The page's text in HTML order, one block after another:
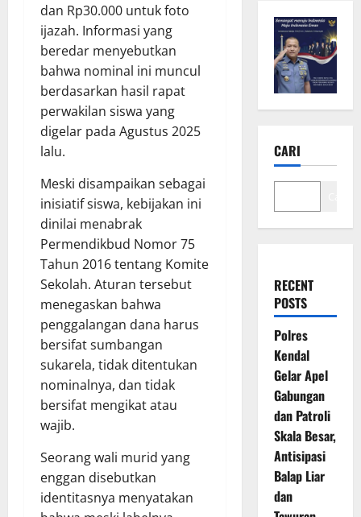
dan Rp30.000 untuk foto
ijazah. Informasi yang
beredar menyebutkan
bahwa nominal ini muncul
berdasarkan hasil rapat
perwakilan siswa yang
digelar pada Agustus 2025
lalu.
Meski disampaikan sebagai
inisiatif siswa, kebijakan ini
dinilai menabrak
Permendikbud Nomor 75
Tahun 2016 tentang Komite
Sekolah. Aturan tersebut
menegaskan bahwa
penggalangan dana harus
bersifat sumbangan
sukarela, tidak ditentukan
nominalnya, dan tidak
bersifat mengikat atau
wajib.
Seorang wali murid yang
enggan disebutkan
identitasnya menyatakan
CARI
RECENT
POSTS
Polres
Kendal
Gelar Apel
Gabungan
dan Patroli
Skala Besar,
Antisipasi
Balap Liar
dan